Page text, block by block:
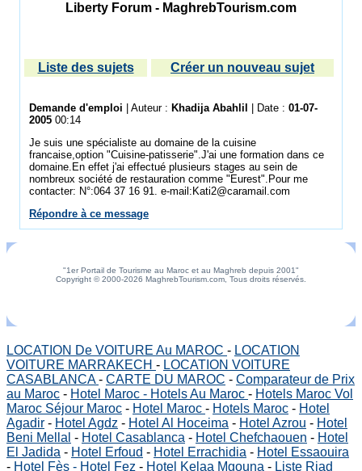
Liberty Forum - MaghrebTourism.com
Liste des sujets Créer un nouveau sujet
Demande d'emploi | Auteur : Khadija Abahlil | Date : 01-07-
2005 00:14
Je suis une spécialiste au domaine de la cuisine
francaise,option "Cuisine-patisserie".J'ai une formation dans ce
domaine.En effet j'ai effectué plusieurs stages au sein de
nombreux société de restauration comme "Eurest".Pour me
contacter: N°:064 37 16 91. e-mail:Kati2@caramail.com
Répondre à ce message
"1er Portail de Tourisme au Maroc et au Maghreb depuis 2001"
Copyright © 2000-2026 MaghrebTourism.com, Tous droits réservés.
LOCATION De VOITURE Au MAROC - LOCATION
VOITURE MARRAKECH - LOCATION VOITURE
CASABLANCA- CARTE DU MAROC - Comparateur de Prix
au Maroc - Hotel Maroc - Hotels Au Maroc - Hotels Maroc Vol
Maroc Séjour Maroc - Hotel Maroc - Hotels Maroc - Hotel
Agadir - Hotel Agdz - Hotel Al Hoceima - Hotel Azrou - Hotel
Beni Mellal - Hotel Casablanca - Hotel Chefchaouen - Hotel
El Jadida - Hotel Erfoud - Hotel Errachidia - Hotel Essaouira
- Hotel Fès - Hotel Fez - Hotel Kelaa Mgouna - Liste Riad